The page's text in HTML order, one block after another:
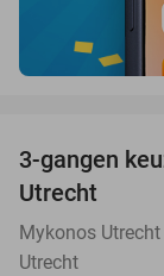
3-gangen
Utrecht
Mykonos Utrecht
Utrecht